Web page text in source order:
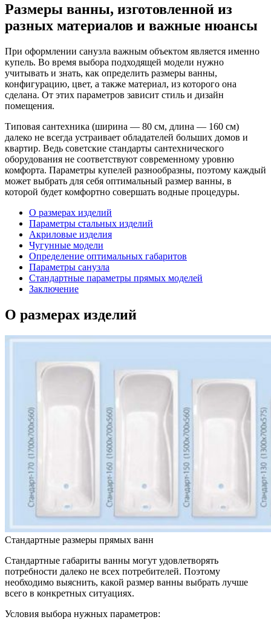
Размеры ванны, изготовленной из
разных материалов и важные нюансы
При оформлении санузла важным объектом является именно
купель. Во время выбора подходящей модели нужно
учитывать и знать, как определить размеры ванны,
конфигурацию, цвет, а также материал, из которого она
сделана. От этих параметров зависит стиль и дизайн
помещения.
Типовая сантехника (ширина ― 80 см, длина ― 160 см)
далеко не всегда устраивает обладателей больших домов и
квартир. Ведь советские стандарты сантехнического
оборудования не соответствуют современному уровню
комфорта. Параметры купелей разнообразны, поэтому каждый
может выбрать для себя оптимальный размер ванны, в
которой будет комфортно совершать водные процедуры.
О размерах изделий
Параметры стальных изделий
Акриловые изделия
Чугунные модели
Определение оптимальных габаритов
Параметры санузла
Стандартные параметры прямых моделей
Заключение
О размерах изделий
Стандартные размеры прямых ванн
Стандартные габариты ванны могут удовлетворять
потребности далеко не всех потребителей. Поэтому
необходимо выяснить, какой размер ванны выбрать лучше
всего в конкретных ситуациях.
Условия выбора нужных параметров: